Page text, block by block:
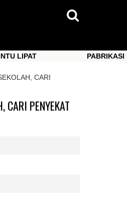
PABRIKASI
CARI
CARI PENYEKAT